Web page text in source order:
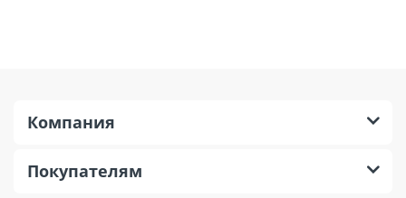
Компания
Покупателям